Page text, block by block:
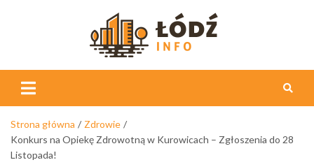
Info
Strona główna
Zdrowie
Konkurs na Opiekę Zdrowotną w Kurowicach – Zgłoszenia do 28
Listopada!